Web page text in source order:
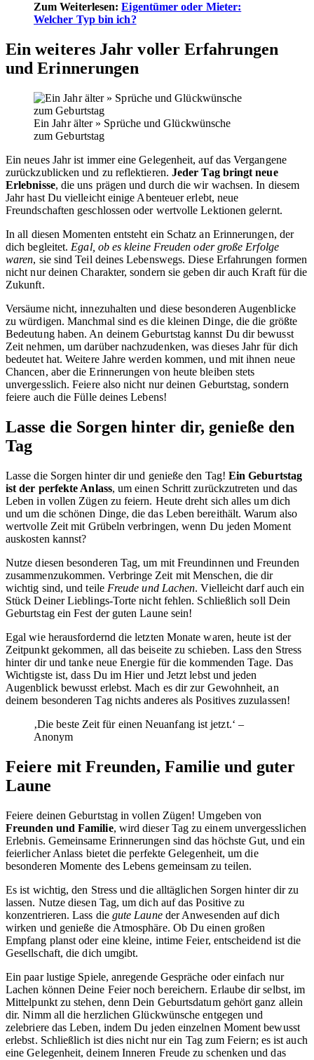
Zum Weiterlesen:Eigentümer oder Mieter:
Welcher Typ bin ich?
Ein weiteres Jahr voller Erfahrungen
und Erinnerungen
Ein Jahr älter » Sprüche und Glückwünsche
zum Geburtstag
Ein neues Jahr ist immer eine Gelegenheit, auf das Vergangene
zurückzublicken und zu reflektieren. Jeder Tag bringt neue
Erlebnisse, die uns prägen und durch die wir wachsen. In diesem
Jahr hast Du vielleicht einige Abenteuer erlebt, neue
Freundschaften geschlossen oder wertvolle Lektionen gelernt.
In all diesen Momenten entsteht ein Schatz an Erinnerungen, der
dich begleitet. Egal, ob es kleine Freuden oder große Erfolge
waren, sie sind Teil deines Lebenswegs. Diese Erfahrungen formen
nicht nur deinen Charakter, sondern sie geben dir auch Kraft für die
Zukunft.
Versäume nicht, innezuhalten und diese besonderen Augenblicke
zu würdigen. Manchmal sind es die kleinen Dinge, die die größte
Bedeutung haben. An deinem Geburtstag kannst Du dir bewusst
Zeit nehmen, um darüber nachzudenken, was dieses Jahr für dich
bedeutet hat. Weitere Jahre werden kommen, und mit ihnen neue
Chancen, aber die Erinnerungen von heute bleiben stets
unvergesslich. Feiere also nicht nur deinen Geburtstag, sondern
feiere auch die Fülle deines Lebens!
Lasse die Sorgen hinter dir, genieße den
Tag
Lasse die Sorgen hinter dir und genieße den Tag! Ein Geburtstag
ist der perfekte Anlass, um einen Schritt zurückzutreten und das
Leben in vollen Zügen zu feiern. Heute dreht sich alles um dich
und um die schönen Dinge, die das Leben bereithält. Warum also
wertvolle Zeit mit Grübeln verbringen, wenn Du jeden Moment
auskosten kannst?
Nutze diesen besonderen Tag, um mit Freundinnen und Freunden
zusammenzukommen. Verbringe Zeit mit Menschen, die dir
wichtig sind, und teile Freude und Lachen. Vielleicht darf auch ein
Stück Deiner Lieblings-Torte nicht fehlen. Schließlich soll Dein
Geburtstag ein Fest der guten Laune sein!
Egal wie herausfordernd die letzten Monate waren, heute ist der
Zeitpunkt gekommen, all das beiseite zu schieben. Lass den Stress
hinter dir und tanke neue Energie für die kommenden Tage. Das
Wichtigste ist, dass Du im Hier und Jetzt lebst und jeden
Augenblick bewusst erlebst. Mach es dir zur Gewohnheit, an
deinem besonderen Tag nichts anderes als Positives zuzulassen!
‚Die beste Zeit für einen Neuanfang ist jetzt.‘ –
Anonym
Feiere mit Freunden, Familie und guter
Laune
Feiere deinen Geburtstag in vollen Zügen! Umgeben von
Freunden und Familie, wird dieser Tag zu einem unvergesslichen
Erlebnis. Gemeinsame Erinnerungen sind das höchste Gut, und ein
feierlicher Anlass bietet die perfekte Gelegenheit, um die
besonderen Momente des Lebens gemeinsam zu teilen.
Es ist wichtig, den Stress und die alltäglichen Sorgen hinter dir zu
lassen. Nutze diesen Tag, um dich auf das Positive zu
konzentrieren. Lass die gute Launeder Anwesenden auf dich
wirken und genieße die Atmosphäre. Ob Du einen großen
Empfang planst oder eine kleine, intime Feier, entscheidend ist die
Gesellschaft, die dich umgibt.
Ein paar lustige Spiele, anregende Gespräche oder einfach nur
Lachen können Deine Feier noch bereichern. Erlaube dir selbst, im
Mittelpunkt zu stehen, denn Dein Geburtsdatum gehört ganz allein
dir. Nimm all die herzlichen Glückwünsche entgegen und
zelebriere das Leben, indem Du jeden einzelnen Moment bewusst
erlebst. Schließlich ist dies nicht nur ein Tag zum Feiern; es ist auch
eine Gelegenheit, deinem Inneren Freude zu schenken und das